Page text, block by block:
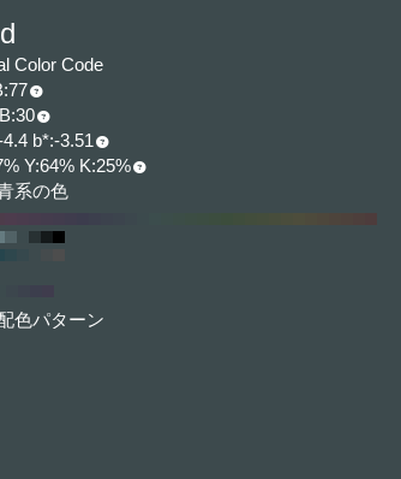
Color Code
b*:-3.51
Y:64% K:25%
系の色
色パターン